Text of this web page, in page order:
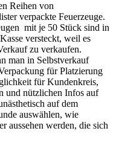
Reihen von
verpackte Feuerzeuge.
mit je 50 Stück sind in
versteckt, weil es
zu verkaufen.
man in Selbstverkauf
für Platzierung
für Kundenkreis,
und nützlichen Infos auf
auf dem
auswählen, wie
aussehen werden, die sich